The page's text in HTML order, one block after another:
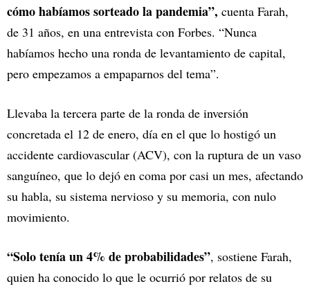
cómo habíamos sorteado la pandemia”, cuenta Farah,
de 31 años, en una entrevista con Forbes. “Nunca
habíamos hecho una ronda de levantamiento de capital,
pero empezamos a empaparnos del tema”.
Llevaba la tercera parte de la ronda de inversión
concretada el 12 de enero, día en el que lo hostigó un
accidente cardiovascular (ACV), con la ruptura de un vaso
sanguíneo, que lo dejó en coma por casi un mes, afectando
su habla, su sistema nervioso y su memoria, con nulo
movimiento.
“Solo tenía un 4% de probabilidades”, sostiene Farah,
quien ha conocido lo que le ocurrió por relatos de su